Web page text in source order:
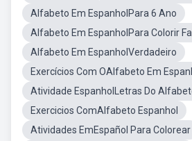
Alfabeto Em EspanholPara 6 Ano
Alfabeto Em EspanholPara Colorir
Alfabeto Em EspanholVerdadeiro
Exercícios Com OAlfabeto Em
Atividade EspanholLetras Do
Exercicios ComAlfabeto Espanhol
Atividades EmEspañol Para Colorear